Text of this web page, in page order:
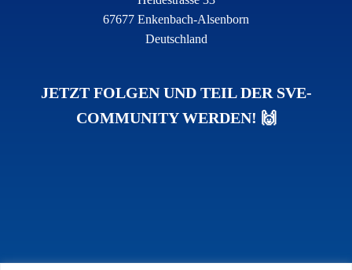
67677 Enkenbach-Alsenborn
Deutschland
JETZT FOLGEN UND TEIL DER SVE-
COMMUNITY WERDEN! 🙌